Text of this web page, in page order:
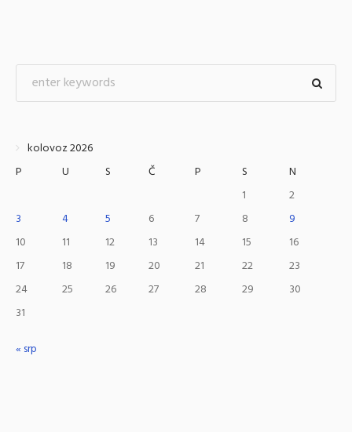
kolovoz 2026
P
U S Č P S
N
1
2
3
4 5 6 7 8
9
10
11 12 13 14 15
16
17
18 19 20 21 22
23
24
25 26 27 28 29
30
31
« srp